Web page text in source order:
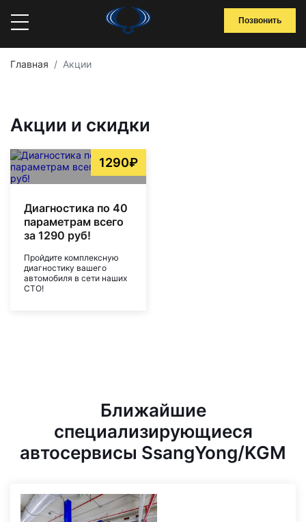
Позвонить
Главная Акции
Акции и скидки
1290₽
Диагностика по 40
параметрам всего
за 1290 руб!
Пройдите комплексную
диагностику вашего
автомобиля в сети наших
СТО!
Ближайшие
специализирующиеся
автосервисы SsangYong/KGM